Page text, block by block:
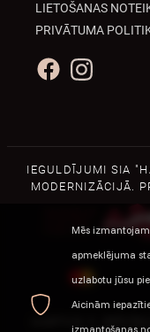
LIETOŠANAS
PRIVĀTUMA
IEGULDĪJUMI SIA
MODERNIZĀCIJĀ.
Mēs
apmeklējuma
uzlabotu jūsu
Aicinām
izmantošanas